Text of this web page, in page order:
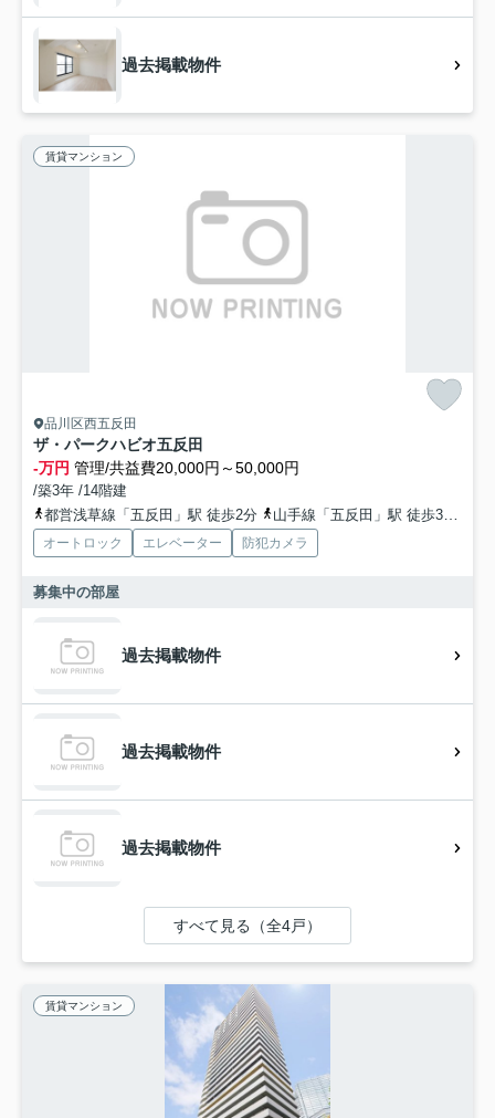
過去掲載物件
賃貸マンション
品川区西五反田
ザ・パークハビオ五反田
-万円 管理/共益費20,000円～50,000円
/築3年 /14階建
都営浅草線「五反田」駅 徒歩2分
山手線「五反田」駅 徒歩3分
オートロック エレベーター 防犯カメラ
募集中の部屋
過去掲載物件
過去掲載物件
過去掲載物件
すべて見る（全4戸）
賃貸マンション